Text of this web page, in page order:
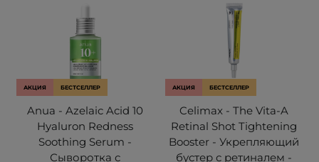
АКЦИЯ БЕСТСЕЛЛЕР
Anua - Azelaic Acid 10
Hyaluron Redness
Soothing Serum -
Сыворотка с
АКЦИЯ БЕСТСЕЛЛЕР
Celimax - The Vita-A
Retinal Shot Tightening
Booster - Укрепляющий
бустер с ретиналем -